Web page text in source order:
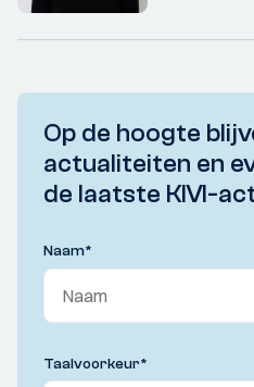
Op de hoogte
actualiteiten en
de laatste KIVI-
Naam*
Taalvoorkeur*